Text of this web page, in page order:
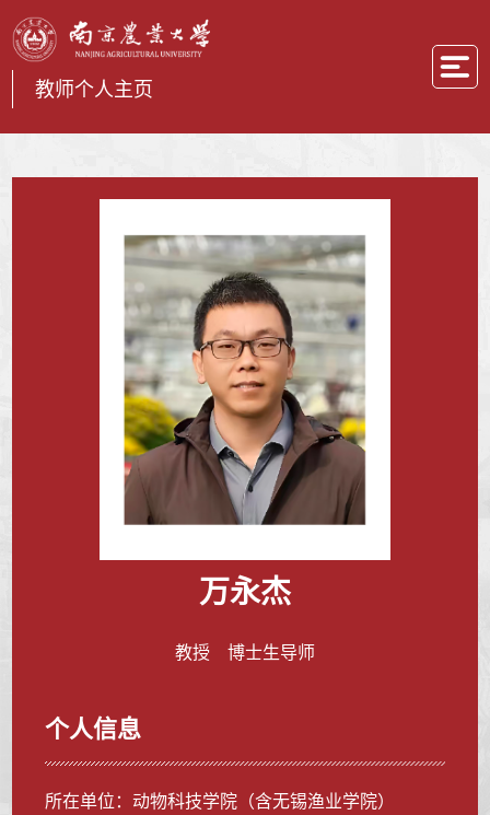
教师个人主页
万永杰
教授 博士生导师
个人信息
所在单位：动物科技学院（含无锡渔业学院）